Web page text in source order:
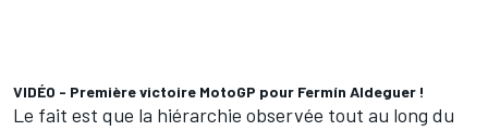
VIDÉO - Première victoire MotoGP pour Fermín Aldeguer !
Le fait est que la hiérarchie observée tout au long du